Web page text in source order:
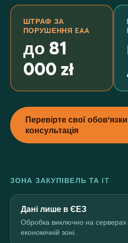
ШТРАФ ЗА
ПОРУШЕННЯ EAA
до 81
000 zł
Перевірте свої
консультація
ЗОНА ЗАКУПІВЕЛЬ ТА IT
Дані лише в ЄЕЗ
Обробка виключно на серверах
економічній зоні.